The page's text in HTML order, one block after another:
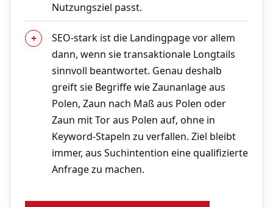
Nutzungsziel passt.
SEO-stark ist die Landingpage vor allem
dann, wenn sie transaktionale Longtails
sinnvoll beantwortet. Genau deshalb
greift sie Begriffe wie Zaunanlage aus
Polen, Zaun nach Maß aus Polen oder
Zaun mit Tor aus Polen auf, ohne in
Keyword-Stapeln zu verfallen. Ziel bleibt
immer, aus Suchintention eine qualifizierte
Anfrage zu machen.